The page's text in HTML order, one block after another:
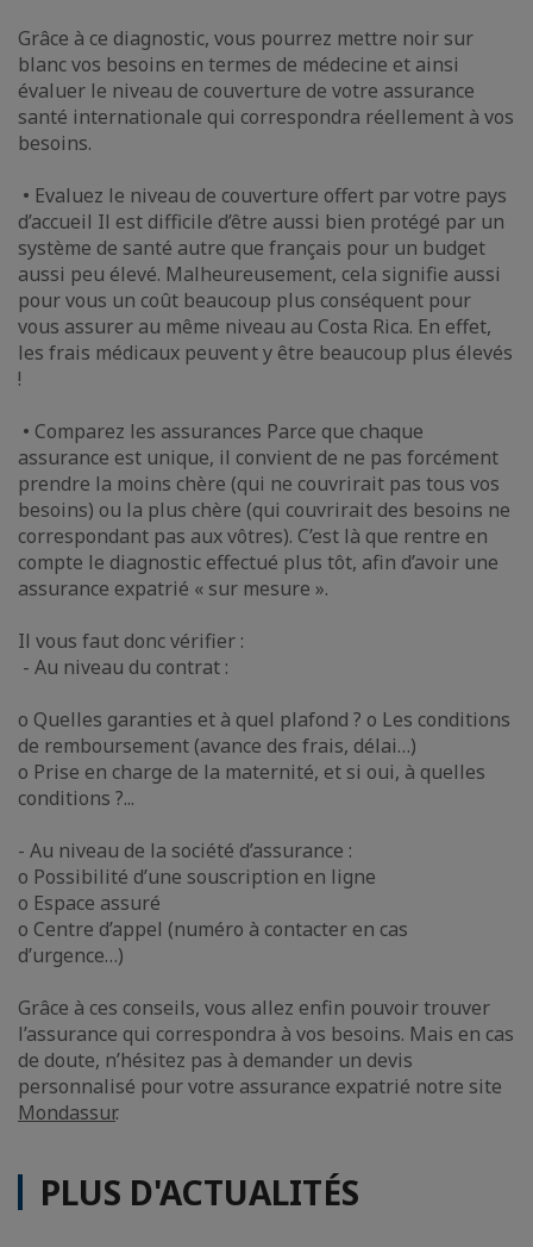
Grâce à ce diagnostic, vous pourrez mettre noir sur
blanc vos besoins en termes de médecine et ainsi
évaluer le niveau de couverture de votre assurance
santé internationale qui correspondra réellement à vos
besoins.
• Evaluez le niveau de couverture offert par votre pays
d’accueil Il est difficile d’être aussi bien protégé par un
système de santé autre que français pour un budget
aussi peu élevé. Malheureusement, cela signifie aussi
pour vous un coût beaucoup plus conséquent pour
vous assurer au même niveau au Costa Rica. En effet,
les frais médicaux peuvent y être beaucoup plus élevés
!
• Comparez les assurances Parce que chaque
assurance est unique, il convient de ne pas forcément
prendre la moins chère (qui ne couvrirait pas tous vos
besoins) ou la plus chère (qui couvrirait des besoins ne
correspondant pas aux vôtres). C’est là que rentre en
compte le diagnostic effectué plus tôt, afin d’avoir une
assurance expatrié « sur mesure ».
Il vous faut donc vérifier :
- Au niveau du contrat :
o Quelles garanties et à quel plafond ? o Les conditions
de remboursement (avance des frais, délai…)
o Prise en charge de la maternité, et si oui, à quelles
conditions ?...
- Au niveau de la société d’assurance :
o Possibilité d’une souscription en ligne
o Espace assuré
o Centre d’appel (numéro à contacter en cas
d’urgence…)
Grâce à ces conseils, vous allez enfin pouvoir trouver
l’assurance qui correspondra à vos besoins. Mais en cas
de doute, n’hésitez pas à demander un devis
personnalisé pour votre assurance expatrié notre site
Mondassur.
PLUS D'ACTUALITÉS